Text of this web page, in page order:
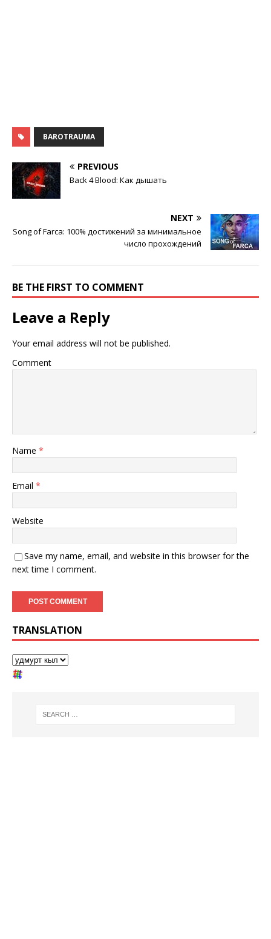
BAROTRAUMA
PREVIOUS
Back 4 Blood: Как дышать
NEXT
Song of Farca: 100% достижений за минимальное
число прохождений
BE THE FIRST TO COMMENT
Leave a Reply
Your email address will not be published.
Comment
Name *
Email *
Website
Save my name, email, and website in this browser for the
next time I comment.
TRANSLATION